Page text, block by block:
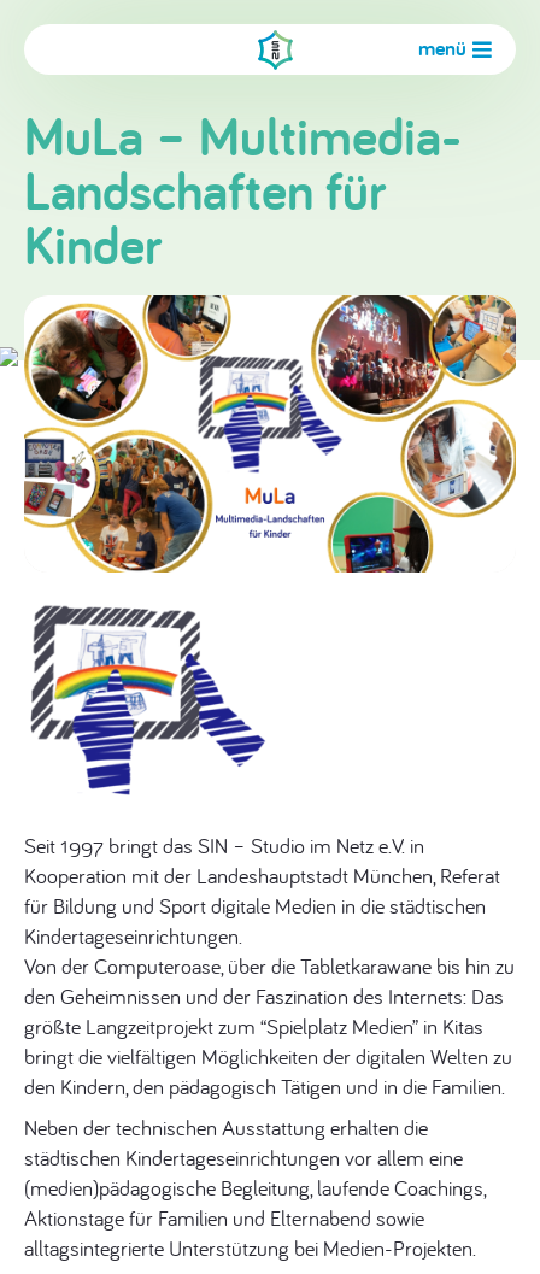
menü
MuLa – Multimedia-
Landschaften für
Kinder
Seit 1997 bringt das SIN – Studio im Netz e.V. in
Kooperation mit der Landeshauptstadt München, Referat
für Bildung und Sport digitale Medien in die städtischen
Kindertageseinrichtungen.
Von der Computeroase, über die Tabletkarawane bis hin zu
den Geheimnissen und der Faszination des Internets: Das
größte Langzeitprojekt zum “Spielplatz Medien” in Kitas
bringt die vielfältigen Möglichkeiten der digitalen Welten zu
den Kindern, den pädagogisch Tätigen und in die Familien.
Neben der technischen Ausstattung erhalten die
städtischen Kindertageseinrichtungen vor allem eine
(medien)pädagogische Begleitung, laufende Coachings,
Aktionstage für Familien und Elternabend sowie
alltagsintegrierte Unterstützung bei Medien-Projekten.